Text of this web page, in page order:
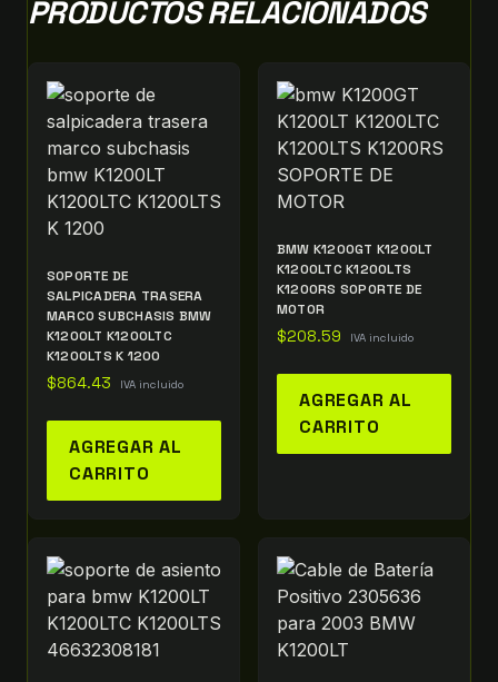
PRODUCTOS RELACIONADOS
SOPORTE DE
SALPICADERA TRASERA
MARCO SUBCHASIS BMW
K1200LT K1200LTC
K1200LTS K 1200
$864.43 IVA incluido
AGREGAR AL
CARRITO
BMW K1200GT K1200LT
K1200LTC K1200LTS
K1200RS SOPORTE DE
MOTOR
$208.59 IVA incluido
AGREGAR AL
CARRITO